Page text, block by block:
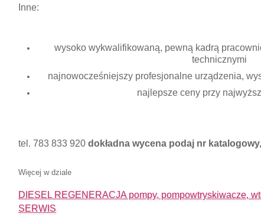
Inne:
wysoko wykwalifikowaną, pewną kadrą
technicznymi
najnowocześniejszy profesjonalne urządzenia,
najlepsze ceny przy
tel. 783 833 920 dokładna wycena podaj nr
Więcej w dziale
DIESEL REGENERACJA pompy, pompowtryskiwacze,
SERWIS